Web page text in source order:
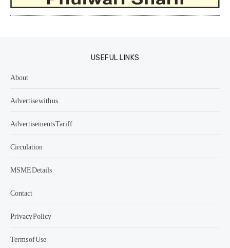
USEFUL LINKS
About
Advertise with us
Advertisements Tariff
Circulation
MSME Details
Contact
Privacy Policy
Terms of Use